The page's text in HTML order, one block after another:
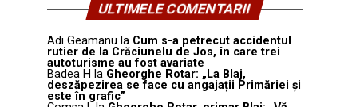
ULTIMELE COMENTARII
Adi Geamanu la Cum s-a petrecut accidentul
rutier de la Crăciunelu de Jos, în care trei
autoturisme au fost avariate
Badea H la Gheorghe Rotar: „La Blaj,
deszăpezirea se face cu angajații Primăriei și
este în grafic”